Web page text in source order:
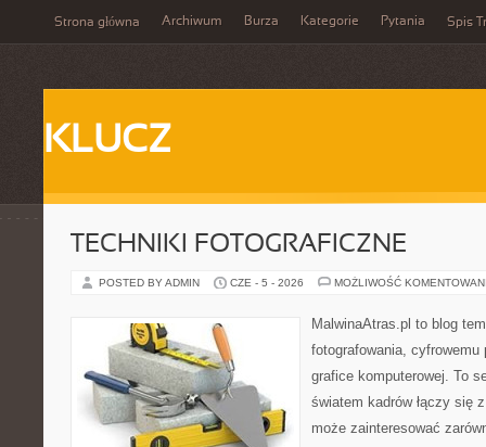
Strona główna Archiwum Burza Kategorie Pytania Spis
KLUCZ
TECHNIKI FOTOGRAFICZNE
POSTED BY ADMIN CZE - 5 - 2026 MOŻLIWOŚĆ
MalwinaAtras.pl to blog
fotografowania, cyfrowemu
grafice komputerowej. To
światem kadrów łączy się
może zainteresować